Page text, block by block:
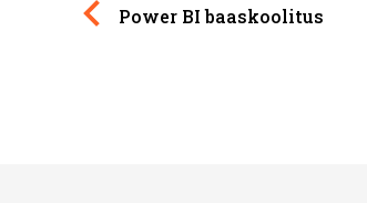
Power BI baaskoolitus